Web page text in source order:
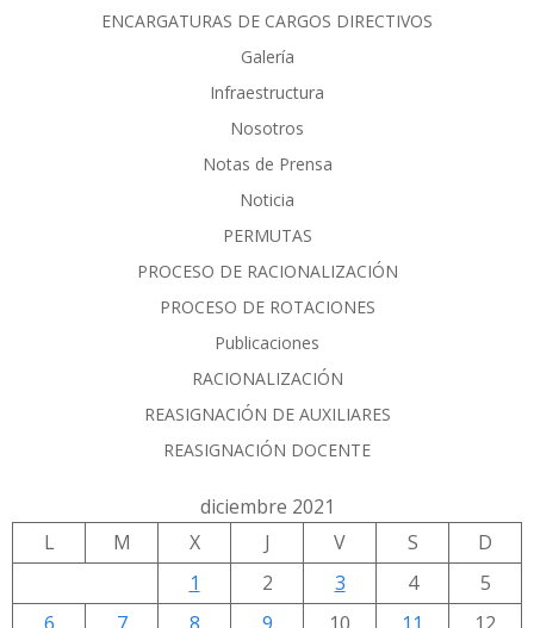
ENCARGATURAS DE CARGOS DIRECTIVOS
Galería
Infraestructura
Nosotros
Notas de Prensa
Noticia
PERMUTAS
PROCESO DE RACIONALIZACIÓN
PROCESO DE ROTACIONES
Publicaciones
RACIONALIZACIÓN
REASIGNACIÓN DE AUXILIARES
REASIGNACIÓN DOCENTE
diciembre 2021
L
M X J V S
D
1
2 3 4
5